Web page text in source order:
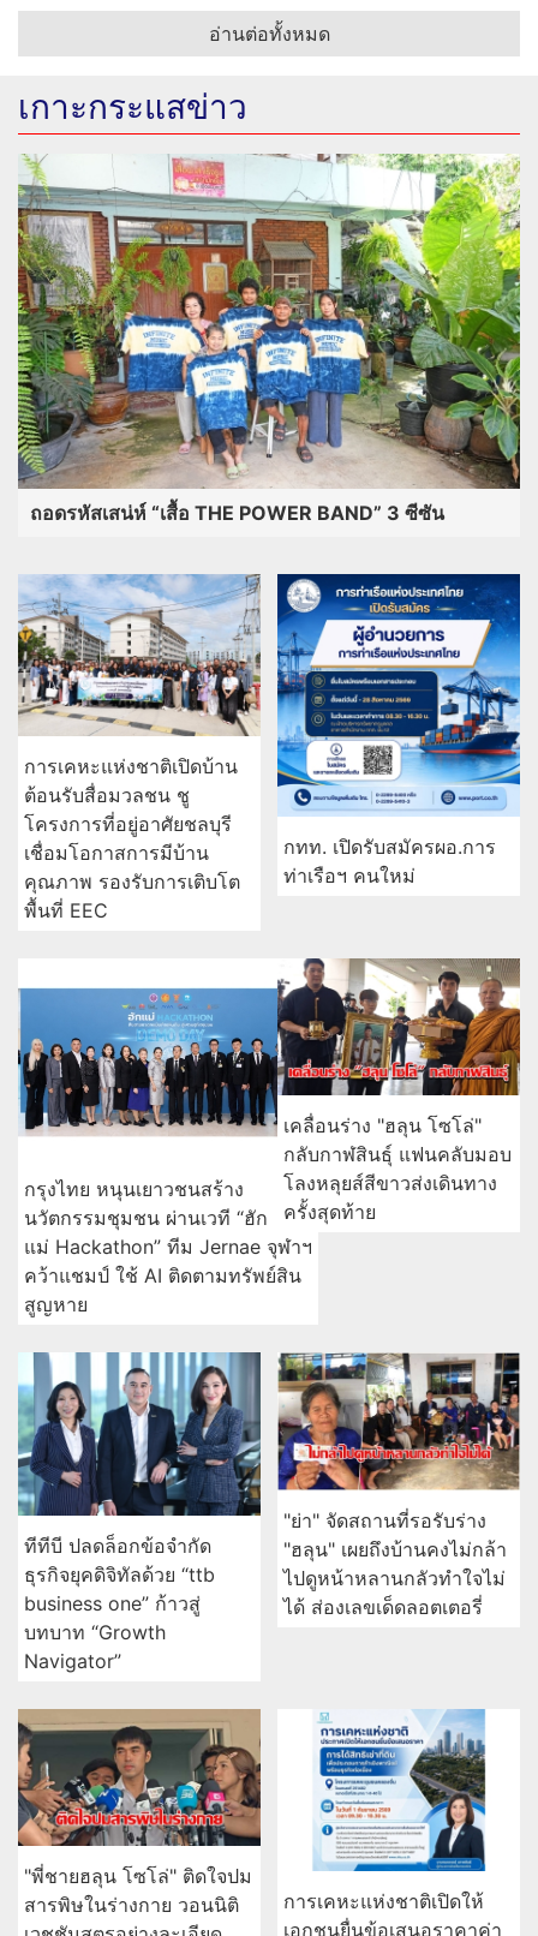
อ่านต่อทั้งหมด
เกาะกระแสข่าว
ถอดรหัสเสน่ห์ “เสื้อ THE POWER BAND” 3 ซีซัน
การเคหะแห่งชาติเปิดบ้าน
ต้อนรับสื่อมวลชน ชู
โครงการที่อยู่อาศัยชลบุรี
เชื่อมโอกาสการมีบ้าน
คุณภาพ รองรับการเติบโต
พื้นที่ EEC
กทท. เปิดรับสมัครผอ.การ
ท่าเรือฯ คนใหม่
กรุงไทย หนุนเยาวชนสร้าง
นวัตกรรมชุมชน ผ่านเวที “ฮัก
แม่ Hackathon” ทีม Jernae จุฬาฯ
คว้าแชมป์ ใช้ AI ติดตามทรัพย์สิน
สูญหาย
เคลื่อนร่าง "ฮลุน โซโล่"
กลับกาฬสินธุ์ แฟนคลับมอบ
โลงหลุยส์สีขาวส่งเดินทาง
ครั้งสุดท้าย
ทีทีบี ปลดล็อกข้อจำกัด
ธุรกิจยุคดิจิทัลด้วย “ttb
business one” ก้าวสู่
บทบาท “Growth
Navigator”
"ย่า" จัดสถานที่รอรับร่าง
"ฮลุน" เผยถึงบ้านคงไม่กล้า
ไปดูหน้าหลานกลัวทำใจไม่
ได้ ส่องเลขเด็ดลอตเตอรี่
"พี่ชายฮลุน โซโล่" ติดใจปม
สารพิษในร่างกาย วอนนิติ
การเคหะแห่งชาติเปิดให้
เอกชนยื่นข้อเสนอราคาค่า